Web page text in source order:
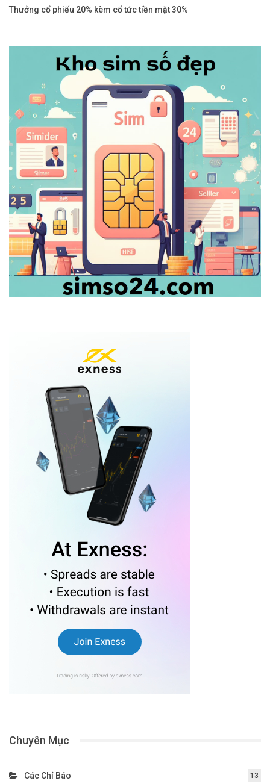
Thưởng cổ phiếu 20% kèm cổ tức tiền mặt 30%
Chuyên Mục
Các Chỉ Báo 13